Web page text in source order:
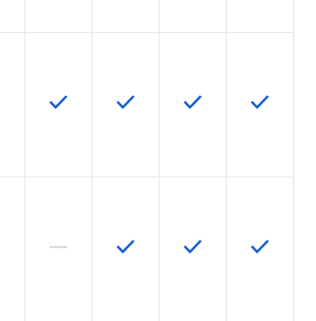
Diese Funktion ist für die
check Diese Funktion ist für die
check Diese Funktion
check Diese
check
Diese Funktion ist für die
horizontal_rule Diese Funktion ist für die
check Diese Funktion
check Diese
check